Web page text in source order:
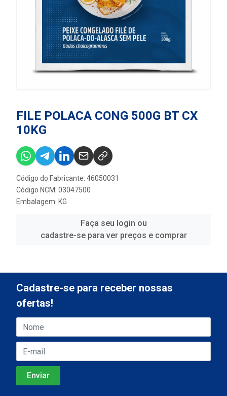
FILE POLACA CONG 500G BT CX
10KG
Código do Fabricante: 46050031
Código NCM: 03047500
Embalagem: KG
Faça seu login ou
cadastre-se para ver preços e comprar
Cadastre-se para receber nossas
ofertas!